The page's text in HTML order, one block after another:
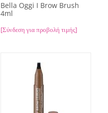
Bella Oggi I Brow Brush
4ml
[Σύνδεση για προβολή τιμής]